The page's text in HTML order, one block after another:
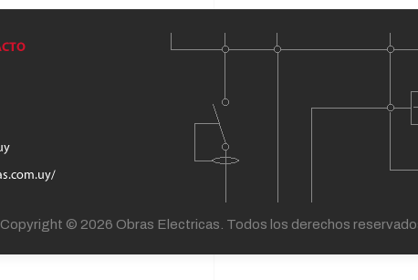
Copyright © 2026 Obras Electricas. Todos los derechos